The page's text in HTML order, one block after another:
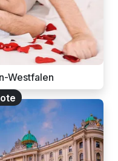
Westfalen